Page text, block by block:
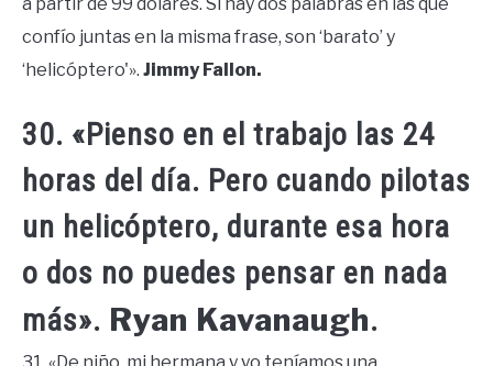
confío juntas en la misma frase, son ‘barato’ y
‘helicóptero'». Jimmy Fallon.
30. «Pienso en el trabajo las 24
horas del día. Pero cuando pilotas
un helicóptero, durante esa hora
o dos no puedes pensar en nada
más». Ryan Kavanaugh.